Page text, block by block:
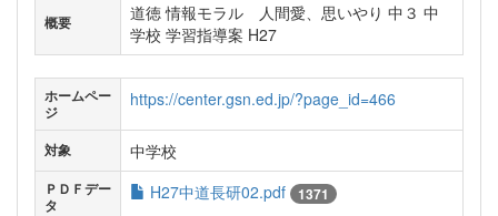
概要
道徳 情報モラル 人間愛、思いやり 中３ 中
学校 学習指導案 H27
ホームペー
ジ
https://center.gsn.ed.jp/?page_id=466
対象 中学校
ＰＤＦデー
タ
H27中道長研02.pdf 1371